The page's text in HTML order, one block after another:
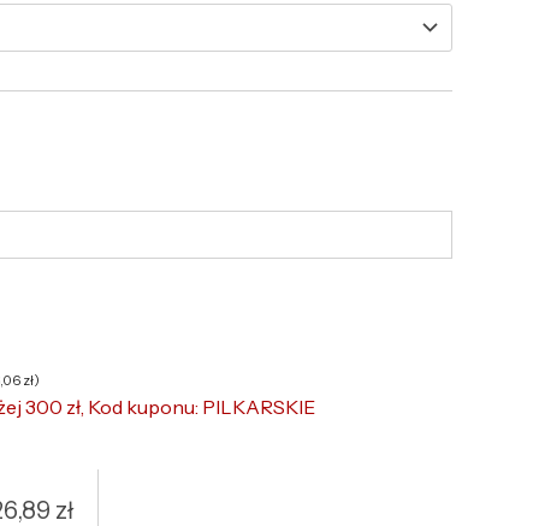
zł)
300 zł, Kod kuponu: PILKARSKIE
zł